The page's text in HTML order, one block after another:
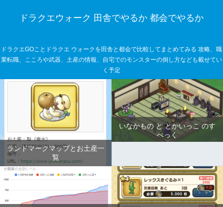
ドラクエウォーク 田舎でやるか 都会でやるか
ドラクエGOことドラクエ ウォークを田舎と都会で比較してまとめてみる 攻略、職
業転職、こころや武器、土産の情報、自宅でのモンスターの倒し方なども載せてい
く予定
ランドマークマップとお土産一
覧
いなかもの と とかいっこ のす
ぺっく